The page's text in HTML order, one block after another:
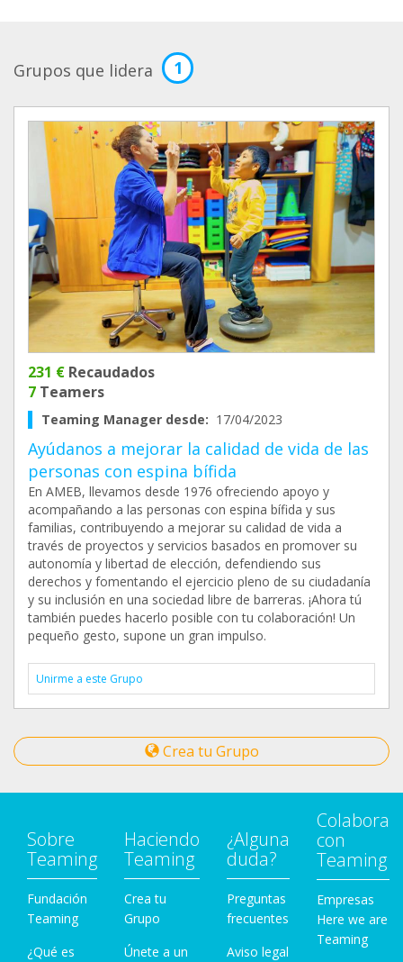
Grupos que lidera 1
231 € Recaudados
7 Teamers
Teaming Manager desde: 17/04/2023
Ayúdanos a mejorar la calidad de vida de las
personas con espina bífida
En AMEB, llevamos desde 1976 ofreciendo apoyo y
acompañando a las personas con espina bífida y sus
familias, contribuyendo a mejorar su calidad de vida a
través de proyectos y servicios basados en promover su
autonomía y libertad de elección, defendiendo sus
derechos y fomentando el ejercicio pleno de su ciudadanía
y su inclusión en una sociedad libre de barreras. ¡Ahora tú
también puedes hacerlo posible con tu colaboración! Un
pequeño gesto, supone un gran impulso.
Unirme a este Grupo
Crea tu Grupo
Sobre
Teaming
Fundación
Teaming
¿Qué es
Haciendo
Teaming
Crea tu
Grupo
Únete a un
¿Alguna
duda?
Preguntas
frecuentes
Aviso legal
Colabora
con
Teaming
Empresas
Here we are
Teaming